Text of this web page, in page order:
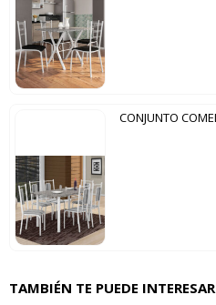
TAMBIÉN TE PUEDE INTERESAR